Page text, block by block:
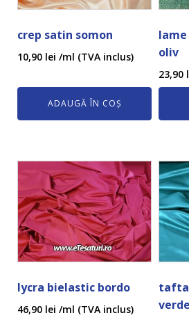
crep satin somon
10,90 lei /ml (TVA inclus)
ADAUGĂ ÎN COȘ
oliv
23,90
lycra bielastic bordo
46,90 lei /ml (TVA inclus)
tafta
verde